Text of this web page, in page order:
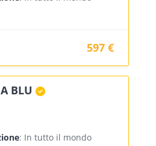
597 €
BLU
: In tutto il mondo